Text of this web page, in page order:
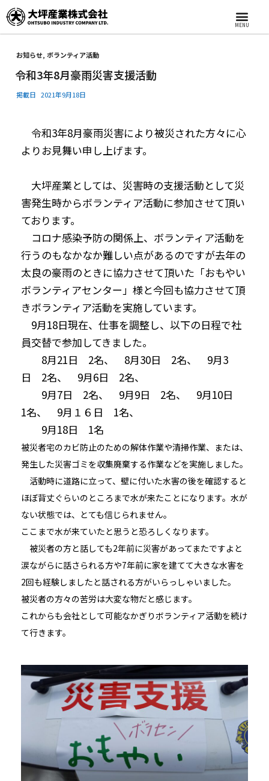
MENU
お知らせ, ボランティア活動
令和3年8月豪雨災害支援活動
掲載日 2021年9月18日
令和3年8月豪雨災害により被災された方々に心
よりお見舞い申し上げます。
大坪産業としては、災害時の支援活動として災
害発生時からボランティア活動に参加させて頂い
ております。
コロナ感染予防の関係上、ボランティア活動を
行うのもなかなか難しい点があるのですが去年の
太良の豪雨のときに協力させて頂いた「おもやい
ボランティアセンター」様と今回も協力させて頂
きボランティア活動を実施しています。
9月18日現在、仕事を調整し、以下の日程で社
員交替で参加してきました。
8月21日 2名、 8月30日 2名、 9月3
日 2名、 9月6日 2名、
9月7日 2名、 9月9日 2名、 9月10日
1名、 9月１６日 1名、
9月18日 1名
被災者宅のカビ防止のための解体作業や清掃作業、または、
発生した災害ゴミを収集廃棄する作業などを実施しました。
活動時に道路に立って、壁に付いた水害の後を確認すると
ほぼ背丈ぐらいのところまで水が来たことになります。水が
ない状態では、とても信じられません。
ここまで水が来ていたと思うと恐ろしくなります。
被災者の方と話しても2年前に災害があってまたですよと
涙ながらに話さられる方や7年前に家を建てて大きな水害を
2回も経験しましたと話される方がいらっしゃいました。
被災者の方々の苦労は大変な物だと感じます。
これからも会社として可能なかぎりボランティア活動を続け
て行きます。